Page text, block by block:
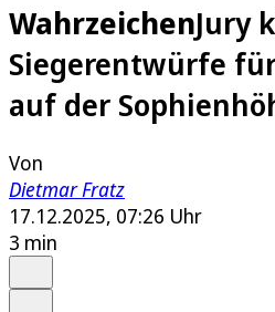
WahrzeichenJury
Siegerentwürfe
auf der
Von
Dietmar Fratz
17.12.2025, 07:26 Uhr
3 min